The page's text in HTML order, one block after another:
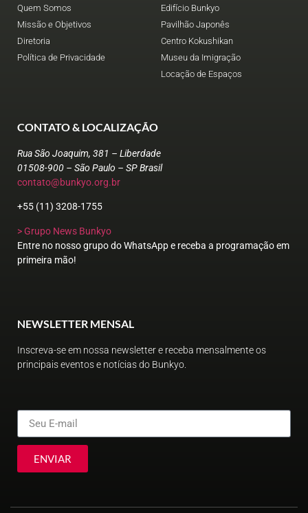
Quem Somos
Missão e Objetivos
Diretoria
Política de Privacidade
Edifício Bunkyo
Pavilhão Japonês
Centro Kokushikan
Museu da Imigração
Locação de Espaços
CONTATO & LOCALIZAÇÃO
Rua São Joaquim, 381 – Liberdade
01508-900 – São Paulo – SP Brasil
contato@bunkyo.org.br
+55 (11) 3208-1755
> Grupo News Bunkyo
Entre no nosso grupo do WhatsApp e receba a programação em
primeira mão!
NEWSLETTER MENSAL
Inscreva-se em nossa newsletter e receba mensalmente os
principais eventos e notícias do Bunkyo.
ENVIAR